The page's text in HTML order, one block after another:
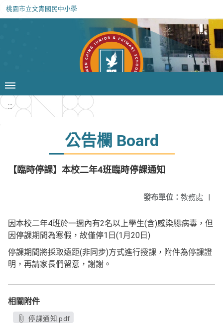
桃園市立文青國民中小學
:::
公告欄 Board
【臨時停課】本校二年4班臨時停課通知
發布單位： 教務處 |
因本校二年4班於一週內有2名以上學生(含)感染腸病毒，但
因停課期間為寒假，故僅停1日(1月20日)
停課期間將採取遠距(非同步)方式進行授課，附件為停課證
明，再請家長們留意，謝謝。
相關附件
停課通知.pdf